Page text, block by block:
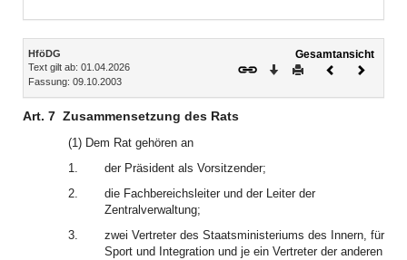
Inhalt
HföDG
Text gilt ab: 01.04.2026
Fassung: 09.10.2003
Gesamtansicht
Download
DruckenVorheriges
Art. 7 Zusammensetzung des Rats
(1) Dem Rat gehören an
1.
der Präsident als Vorsitzender;
2.
die Fachbereichsleiter und der Leiter der
Zentralverwaltung;
3.
zwei Vertreter des Staatsministeriums des Innern, für
Sport und Integration und je ein Vertreter der anderen